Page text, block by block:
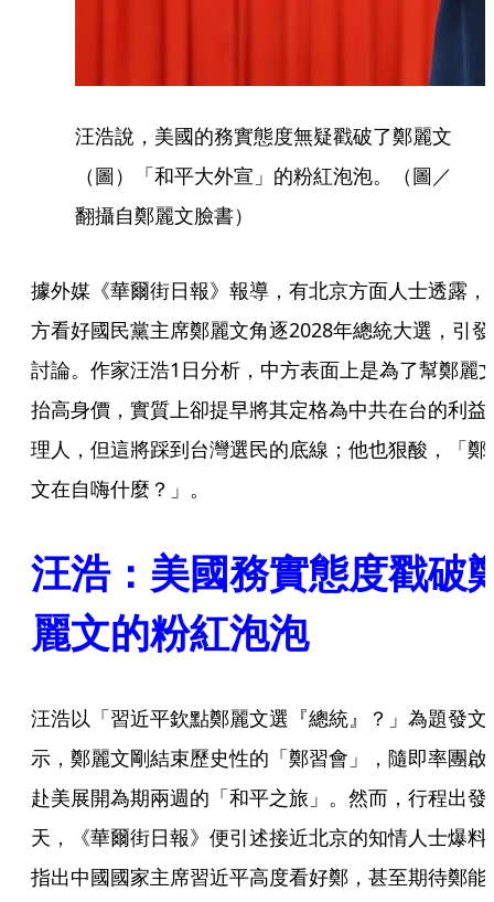
汪浩說，美國的務實態度無疑戳破了鄭麗文
（圖）「和平大外宣」的粉紅泡泡。（圖／
翻攝自鄭麗文臉書）
據外媒《華爾街日報》報導，有北京方面人士透露，
方看好國民黨主席鄭麗文角逐2028年總統大選，引發
討論。作家汪浩1日分析，中方表面上是為了幫鄭麗
抬高身價，實質上卻提早將其定格為中共在台的利益
理人，但這將踩到台灣選民的底線；他也狠酸，「鄭
文在自嗨什麼？」。
汪浩：美國務實態度戳破
麗文的粉紅泡泡
汪浩以「習近平欽點鄭麗文選『總統』？」為題發文
示，鄭麗文剛結束歷史性的「鄭習會」，隨即率團啟
赴美展開為期兩週的「和平之旅」。然而，行程出發
天，《華爾街日報》便引述接近北京的知情人士爆料
指出中國國家主席習近平高度看好鄭，甚至期待鄭能